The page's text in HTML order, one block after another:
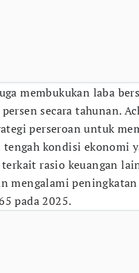
membukukan laba
secara tahunan.
perseroan untuk
kondisi ekonomi
rasio keuangan
mengalami
pada 2025.